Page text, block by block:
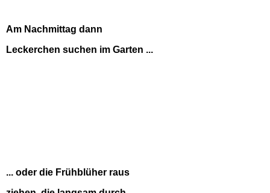
Am Nachmittag dann
Leckerchen suchen im Garten ...
... oder die Frühblüher raus